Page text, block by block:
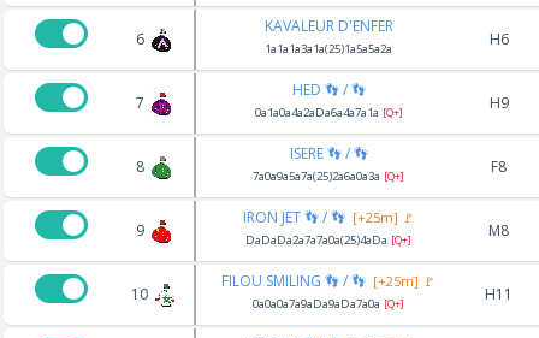
6
KAVALEUR D'ENFER
1a1a1a3a1a(25)1a5a5a2a H6
7
HED 👣 / 👣
0a1a0a4a2aDa6a4a7a1a [Q+] H9
8
ISERE 👣 / 👣
7a0a9a5a7a(25)2a6a0a3a [Q+] F8
9
IRON JET 👣 / 👣 [+25m] 🚩
DaDaDa2a7a7a0a(25)4aDa [Q+] M8
10
FILOU SMILING 👣 / 👣 [+25m] 🚩
0a0a0a7a9aDa9aDa7a0a [Q+] H11